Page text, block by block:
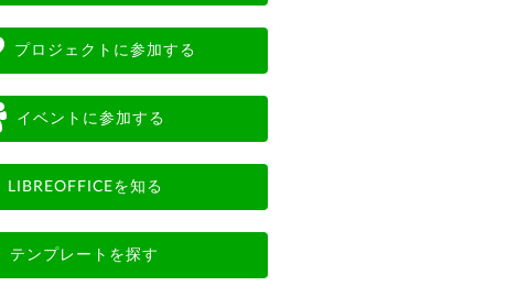
プロジェクトに参加する
イベントに参加する
LIBREOFFICEを知る
テンプレートを探す